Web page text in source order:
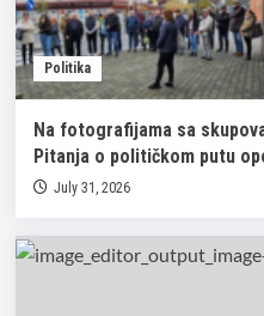
Politika
Na fotografijama sa
Pitanja o političkom putu
July 31, 2026